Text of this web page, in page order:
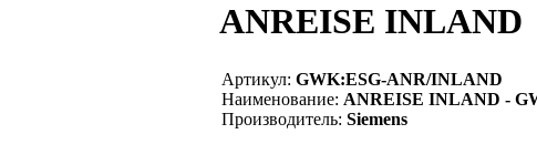
ANREISE INLAND
Артикул: GWK:ESG-ANR/INLAND
Наименование: ANREISE INLAND -
Производитель: Siemens